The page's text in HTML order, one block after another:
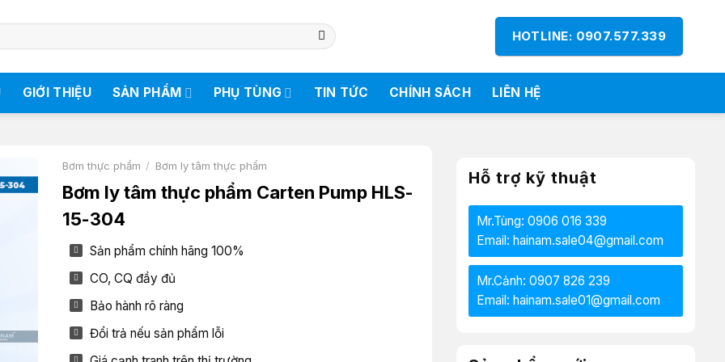
HOTLINE: 0907.577.339
GIỚI THIỆU SẢN PHẨM PHỤ TÙNG TIN TỨC CHÍNH SÁCH LIÊN HỆ
Hỗ trợ kỹ thuật
Mr.Tùng: 0906 016 339
Email: hainam.sale04@gmail.com
Mr.Cảnh: 0907 826 239
Email: hainam.sale01@gmail.com
Bơm thực phẩm / Bơm ly tâm thực phẩm
Bơm ly tâm thực phẩm Carten Pump HLS-
15-304
Sản phẩm chính hãng 100%
CO, CQ đầy đủ
Bảo hành rõ ràng
Đổi trả nếu sản phẩm lỗi